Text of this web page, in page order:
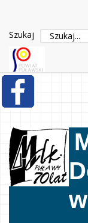
Szukaj